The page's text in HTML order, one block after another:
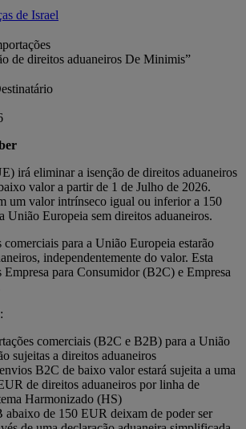
de Israel
de direitos aduaneiros De Minimis”
irá eliminar a isenção de direitos aduaneiros
valor a partir de 1 de Julho de 2026.
um valor intrínseco igual ou inferior a 150
União Europeia sem direitos aduaneiros.
comerciais para a União Europeia estarão
independentemente do valor. Esta
Empresa para Consumidor (B2C) e Empresa
comerciais (B2C e B2B) para a União
sujeitas a direitos aduaneiros
B2C de baixo valor estará sujeita a uma
de direitos aduaneiros por linha de
Harmonizado (HS)
abaixo de 150 EUR deixam de poder ser